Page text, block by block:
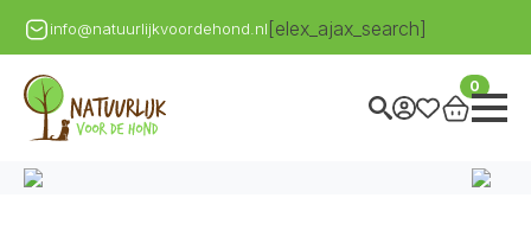
info@natuurlijkvoordehond.nl [elex_ajax_search]
0